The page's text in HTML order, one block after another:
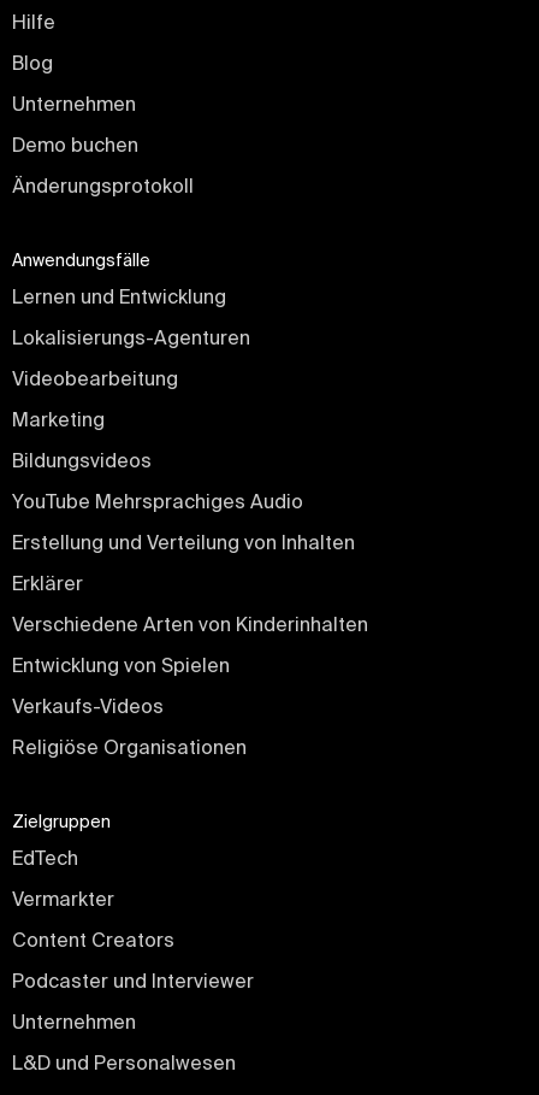
Hilfe
Blog
Unternehmen
Demo buchen
Änderungsprotokoll
Anwendungsfälle
Lernen und Entwicklung
Lokalisierungs-Agenturen
Videobearbeitung
Marketing
Bildungsvideos
YouTube Mehrsprachiges Audio
Erstellung und Verteilung von Inhalten
Erklärer
Verschiedene Arten von Kinderinhalten
Entwicklung von Spielen
Verkaufs-Videos
Religiöse Organisationen
Zielgruppen
EdTech
Vermarkter
Content Creators
Podcaster und Interviewer
Unternehmen
L&D und Personalwesen